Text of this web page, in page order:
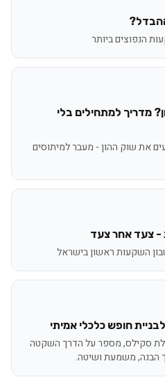
הנפוצים ביותר
מדריך למתחילים בלי
את שוק ההון - מעבר למיתוסים
- צעד אחר צעד
השקעות ראשון בישראל
חופש כלכלי אמיתי
סקילס, מספר על הדרך השקטה
הבנה, משמעת ושיטה.